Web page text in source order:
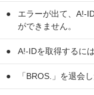
エラーが出て、A!-
ができません。
A!-IDを取得するに
「BROS.」を退会